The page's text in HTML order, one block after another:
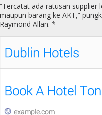
“Tercatat ada ratusan supplier
maupun barang ke AKT,”
Raymond Allan. *